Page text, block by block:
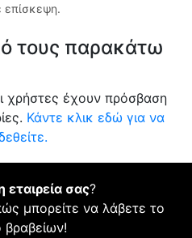
επίσκεψη.
τους παρακάτω
χρήστες έχουν πρόσβαση
Κάντε κλικ εδώ για να
εταιρεία σας?
μπορείτε να λάβετε το